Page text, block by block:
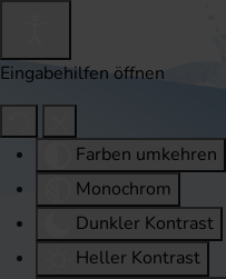
Eingabehilfen öffnen
Farben umkehren
Monochrom
Dunkler Kontrast
Heller Kontrast